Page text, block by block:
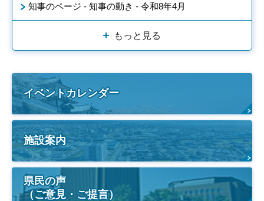
知事のページ - 知事の動き - 令和8年4月
もっと見る
イベントカレンダー
施設案内
県民の声
（ご意見・ご提言）